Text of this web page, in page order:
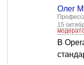
Олег
15
В